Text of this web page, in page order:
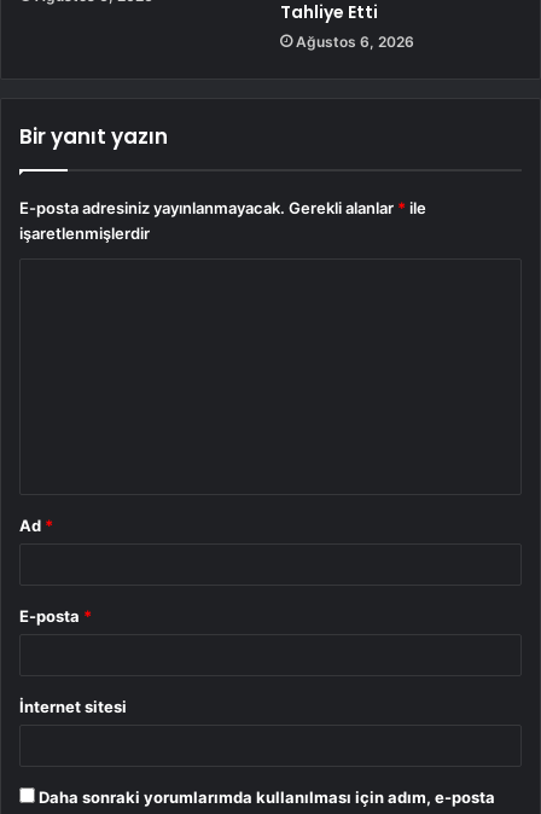
Tahliye Etti
Ağustos 6, 2026
Bir yanıt yazın
E-posta adresiniz yayınlanmayacak. Gerekli alanlar * ile
işaretlenmişlerdir
Ad *
E-posta *
İnternet sitesi
Daha sonraki yorumlarımda kullanılması için adım, e-posta